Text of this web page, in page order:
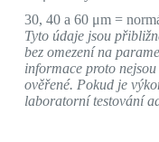
30, 40 a 60 μm =
Tyto údaje jsou
bez omezení na
informace proto
ověřené. Pokud je
laboratorní testování